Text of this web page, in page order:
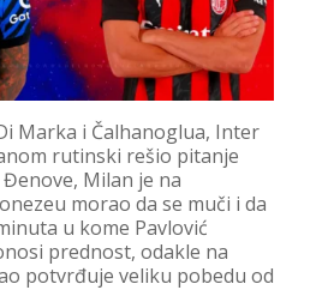
Marka i Čalhanoglua, Inter
rutinski rešio pitanje
Milan je na
morao da se muči i da
u kome Pavlović
prednost, odakle na
potvrđuje veliku pobedu od